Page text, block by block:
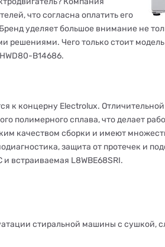
что согласна оплатить его
уделяет большое внимание не
Чего только стоит
B14686.
к концерну Electrolux.
полимерного сплава, что делает
качеством сборки и имеют
защита от протечек и
встраиваемая L8WBE68SRI.
стиральной машины с сушкой,